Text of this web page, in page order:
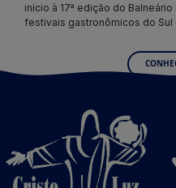
início à 17ª edição do
festivais gastronômicos do Sul